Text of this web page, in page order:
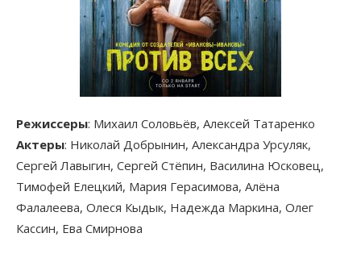
Режиссеры: Михаил Соловьёв, Алексей Татаренко
Актеры: Николай Добрынин, Александра Урсуляк,
Сергей Лавыгин, Сергей Стёпин, Василина Юсковец,
Тимофей Елецкий, Мария Герасимова, Алёна
Фалалеева, Олеся Кыдык, Надежда Маркина, Олег
Кассин, Ева Смирнова